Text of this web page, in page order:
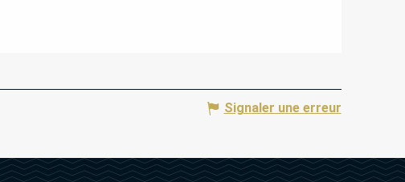
Signaler une erreur